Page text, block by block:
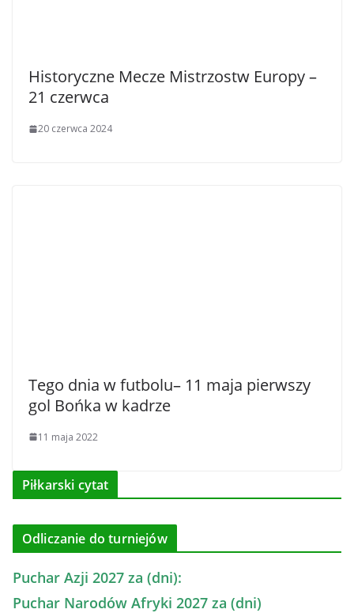
Historyczne Mecze Mistrzostw Europy –
21 czerwca
20 czerwca 2024
Tego dnia w futbolu– 11 maja pierwszy
gol Bońka w kadrze
11 maja 2022
Piłkarski cytat
Odliczanie do turniejów
Puchar Azji 2027 za (dni):
Puchar Narodów Afryki 2027 za (dni)